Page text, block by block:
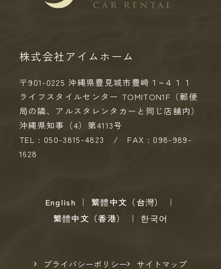
株式会社アイムホーム
〒901-0225 沖縄県豊見城市豊崎１−４１１
ライフスタイルセンター TOMITON1F（郵便
局の隣、アルスタレンタカーと同じ店舗内）
沖縄県知事（4）第4113号
TEL : 050-3815-4823 / FAX : 098-989-
1628
English ｜ 繁體中文（台灣）
｜
繁體中文（香港）
｜ 한국어
プライバシーポリシー サイトマップ